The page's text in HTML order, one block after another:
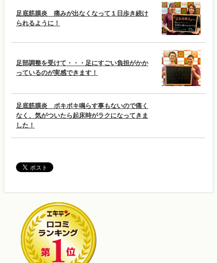
足底筋膜炎 痛みが出なくなって１日歩き続け
られるように！
足部調整を受けて・・・足にすごい負担がかか
っているのが実感できます！
足底筋膜炎 ポキポキ鳴らす事もないので痛く
なく、気がついたら起床時がラクになってきま
した！